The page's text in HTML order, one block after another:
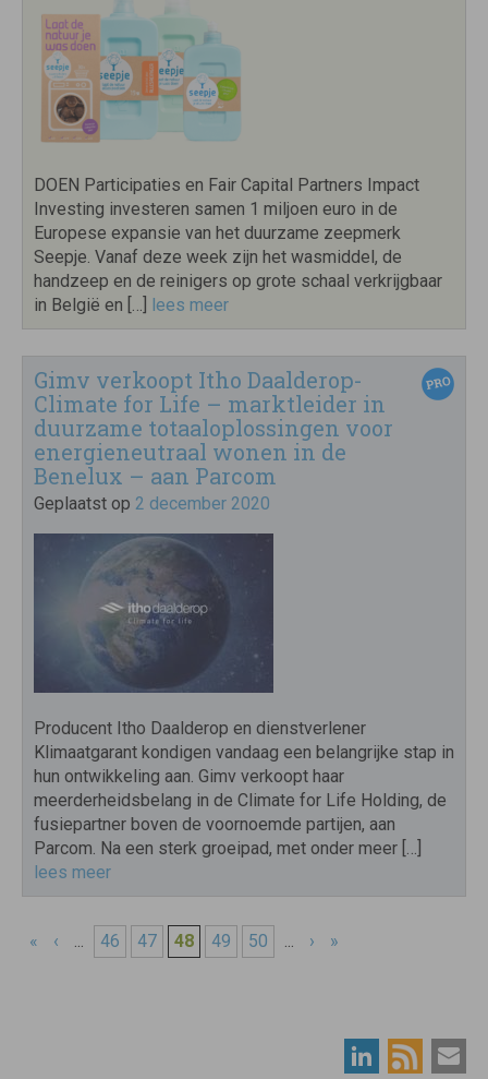
DOEN Participaties en Fair Capital Partners Impact
Investing investeren samen 1 miljoen euro in de
Europese expansie van het duurzame zeepmerk
Seepje. Vanaf deze week zijn het wasmiddel, de
handzeep en de reinigers op grote schaal verkrijgbaar
in België en […] lees meer
Gimv verkoopt Itho Daalderop-
Climate for Life – marktleider in
duurzame totaaloplossingen voor
energieneutraal wonen in de
Benelux – aan Parcom
Geplaatst op 2 december 2020
Producent Itho Daalderop en dienstverlener
Klimaatgarant kondigen vandaag een belangrijke stap in
hun ontwikkeling aan. Gimv verkoopt haar
meerderheidsbelang in de Climate for Life Holding, de
fusiepartner boven de voornoemde partijen, aan
Parcom. Na een sterk groeipad, met onder meer […]
lees meer
« ‹ ... 46 47 48 49 50 ... › »